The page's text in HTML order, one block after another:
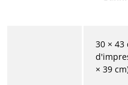
30 × 43
× 39